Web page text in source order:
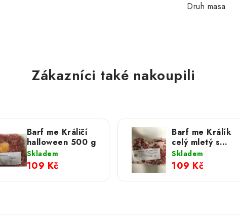
Druh masa
Zákazníci také nakoupili
Barf me Králičí
halloween 500 g
Skladem
109 Kč
Barf me Králík
celý mletý s
droby a zeleninou
500 g
Skladem
109 Kč